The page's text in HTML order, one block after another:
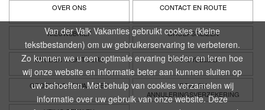
Van der Valk Vakanties gebruikt cookies (kleine
tekstbestanden) om uw gebruikerservaring te verbeteren.
Zo kunnen we u een optimale ervaring bieden en leren hoe
wij onze website en informatie beter aan kunnen sluiten op
uw behoeften. Met behulp van cookies verzamelen wij
informatie over uw gebruik van onze website. Deze
OVER ONS CONTACT EN ROUTE
NIEUWSBRIEF GROEPSREIZEN
VAN DER VALK TOURS PRIVACYBELEID
GROEPSVOORWAARDEN
REIS- EN
ANNULERINGSVERZEKERING